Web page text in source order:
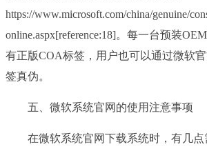
https://www.microsoft.com/china/genuine/
online.aspx[reference:18]。每一台预装
有正版COA标签，用户也可以通过微软
签真伪。
五、微软系统官网的使用注意事项
在微软系统官网下载系统时，有几